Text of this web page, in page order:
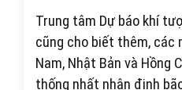
Trung tâm Dự báo khí
cũng cho biết thêm, các
Nam, Nhật Bản và Hồng
thống nhất nhận định